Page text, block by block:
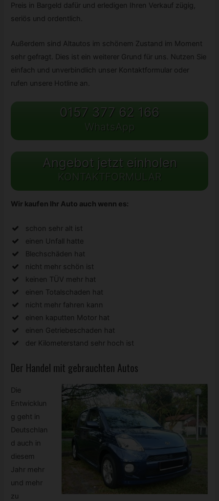
Preis in Bargeld dafür und erledigen Ihren Verkauf zügig,
seriös und ordentlich.
Außerdem sind Altautos im schönem Zustand im Moment
sehr gefragt. Dies ist ein weiterer Grund für uns. Nutzen Sie
einfach und unverbindlich unser Kontaktformular oder
rufen unsere Hotline an.
0157 377 62 166
WhatsApp
Angebot jetzt einholen
KONTAKTFORMULAR
Wir kaufen Ihr Auto auch wenn es:
schon sehr alt ist
einen Unfall hatte
Blechschäden hat
nicht mehr schön ist
keinen TÜV mehr hat
einen Totalschaden hat
nicht mehr fahren kann
einen kaputten Motor hat
einen Getriebeschaden hat
der Kilometerstand sehr hoch ist
Der Handel mit gebrauchten Autos
Die
Entwicklun
g geht in
Deutschlan
d auch in
diesem
Jahr mehr
und mehr
zu